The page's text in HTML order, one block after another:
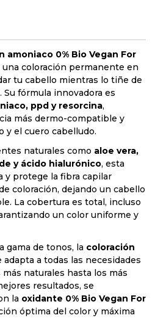
amoniaco 0% Bio Vegan For
una coloración permanente en
tu cabello mientras lo tiñe de
Su fórmula innovadora es
ppd y resorcina,
más dermo-compatible y
y el cuero cabelludo.
naturales como aloe vera,
y ácido hialurónico, esta
y protege la fibra capilar
coloración, dejando un cabello
La cobertura es total, incluso
un color uniforme y
gama de tonos, la coloración
adapta a todas las necesidades
naturales hasta los más
resultados, se
la oxidante 0% Bio Vegan For
óptima del color y máxima